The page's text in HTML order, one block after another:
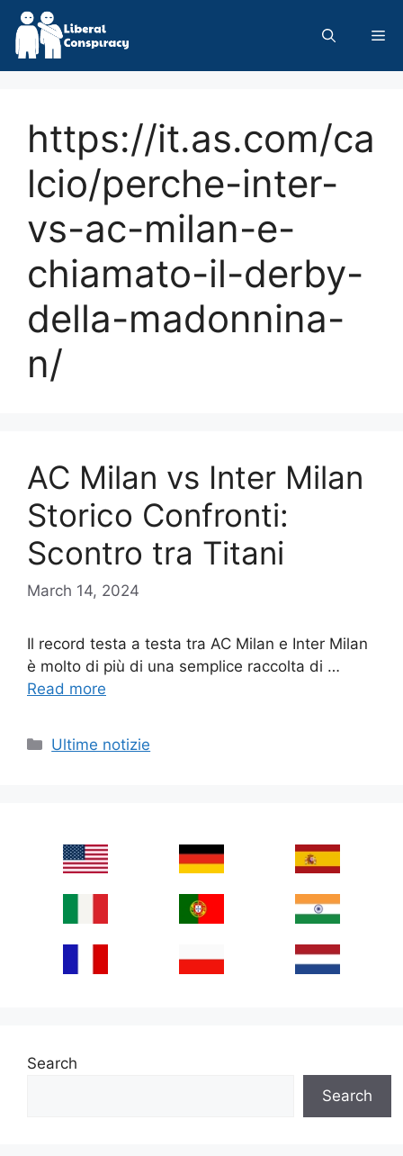
Skip
content
https://it.as.com/ca
lcio/perche-inter-
vs-ac-milan-e-
chiamato-il-derby-
della-madonnina-
n/
AC Milan vs Inter Milan
Storico Confronti:
Scontro tra Titani
March 14, 2024
Il record testa a testa tra AC Milan e Inter Milan
è molto di più di una semplice raccolta di …
Read more
Categories
Ultime notizie
Search
Search